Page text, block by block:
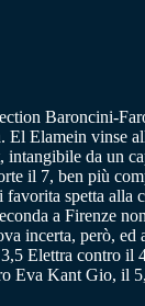
Baroncini-
El Elamein vinse
intangibile da un
il 7, ben più
spetta alla
a Firenze
incerta, però, ed
Elettra contro il
Eva Kant Gio, il